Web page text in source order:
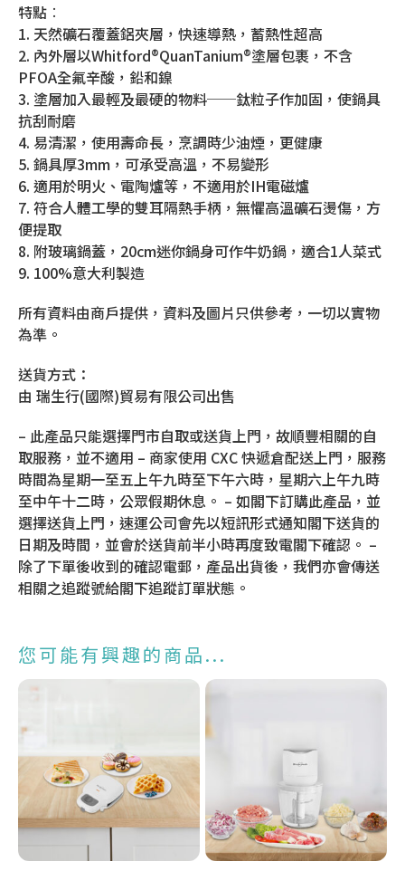
特點︰
1. 天然礦石覆蓋鋁夾層，快速導熱，蓄熱性超高
2. 內外層以Whitford®QuanTanium®塗層包裹，不含
PFOA全氟辛酸，鉛和鎳
3. 塗層加入最輕及最硬的物料──鈦粒子作加固，使鍋具
抗刮耐磨
4. 易清潔，使用壽命長，烹調時少油煙，更健康
5. 鍋具厚3mm，可承受高溫，不易變形
6. 適用於明火、電陶爐等，不適用於IH電磁爐
7. 符合人體工學的雙耳隔熱手柄，無懼高溫礦石燙傷，方
便提取
8. 附玻璃鍋蓋，20cm迷你鍋身可作牛奶鍋，適合1人菜式
9. 100%意大利製造
所有資料由商戶提供，資料及圖片只供參考，一切以實物
為準。
送貨方式：
由 瑞生行(國際)貿易有限公司出售
– 此產品只能選擇門市自取或送貨上門，故順豐相關的自
取服務，並不適用 – 商家使用 CXC 快遞倉配送上門，服務
時間為星期一至五上午九時至下午六時，星期六上午九時
至中午十二時，公眾假期休息。 – 如閣下訂購此產品，並
選擇送貨上門，速運公司會先以短訊形式通知閣下送貨的
日期及時間，並會於送貨前半小時再度致電閣下確認。 –
除了下單後收到的確認電郵，產品出貨後，我們亦會傳送
相關之追蹤號給閣下追蹤訂單狀態。
您可能有興趣的商品...